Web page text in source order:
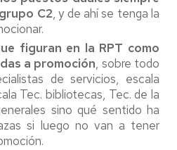
C2, y de ahí se tenga la
figuran en la RPT como
a promoción, sobre todo
de servicios, escala
Tec. bibliotecas, Tec. de la
sino qué sentido ha
si luego no van a tener